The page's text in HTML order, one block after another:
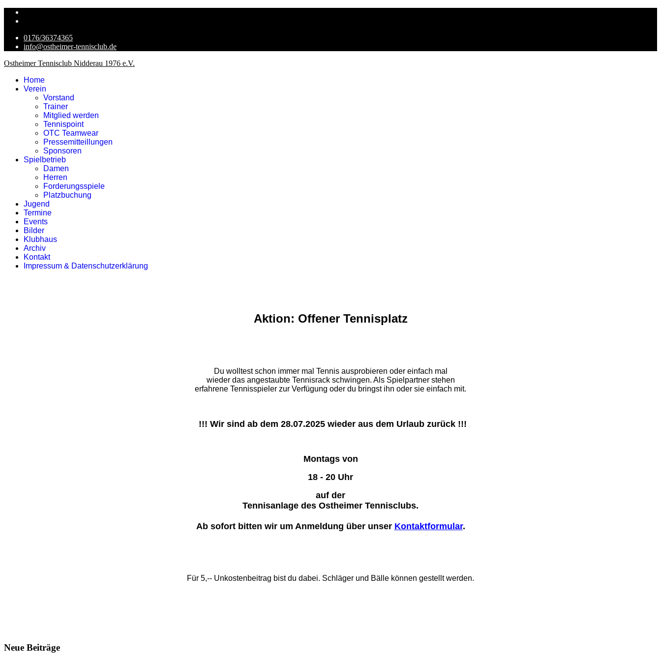
0176/36374365
info@ostheimer-tennisclub.de
Ostheimer Tennisclub Nidderau 1976 e.V.
Home
Verein
Vorstand
Trainer
Mitglied werden
Tennispoint
OTC Teamwear
Pressemitteillungen
Sponsoren
Spielbetrieb
Damen
Herren
Forderungsspiele
Platzbuchung
Jugend
Termine
Events
Bilder
Klubhaus
Archiv
Kontakt
Impressum & Datenschutzerklärung
Aktion: Offener Tennisplatz
Du wolltest schon immer mal Tennis ausprobieren oder einfach mal
wieder das angestaubte Tennisrack schwingen. Als Spielpartner stehen
erfahrene Tennisspieler zur Verfügung oder du bringst ihn oder sie einfach mit.
!!! Wir sind ab dem 28.07.2025 wieder aus dem Urlaub zurück !!!
Montags von
18 - 20 Uhr
auf der
Tennisanlage des Ostheimer Tennisclubs.
Ab sofort bitten wir um Anmeldung über unser Kontaktformular.
Für 5,-- Unkostenbeitrag bist du dabei. Schläger und Bälle können gestellt werden.
Neue Beiträge